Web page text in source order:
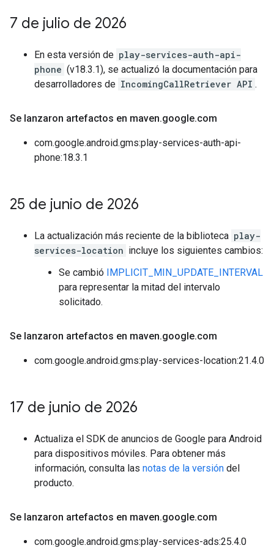
7 de julio de 2026
En esta versión de play-services-auth-api-
phone (v18.3.1), se actualizó la documentación para
desarrolladores de IncomingCallRetriever API .
Se lanzaron artefactos en maven.google.com
com.google.android.gms:play-services-auth-api-
phone:18.3.1
25 de junio de 2026
La actualización más reciente de la biblioteca play-
services-location incluye los siguientes cambios:
Se cambió IMPLICIT_MIN_UPDATE_INTERVAL
para representar la mitad del intervalo
solicitado.
Se lanzaron artefactos en maven.google.com
com.google.android.gms:play-services-location:21.4.0
17 de junio de 2026
Actualiza el SDK de anuncios de Google para Android
para dispositivos móviles. Para obtener más
información, consulta las notas de la versión del
producto.
Se lanzaron artefactos en maven.google.com
com.google.android.gms:play-services-ads:25.4.0